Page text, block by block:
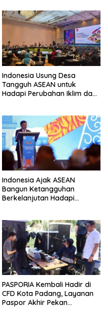
Indonesia Usung Desa
Tangguh ASEAN untuk
Hadapi Perubahan Iklim dan
Indonesia Ajak ASEAN
Bangun Ketangguhan
Berkelanjutan Hadapi
PASPORIA Kembali Hadir di
CFD Kota Padang, Layanan
Paspor Akhir Pekan